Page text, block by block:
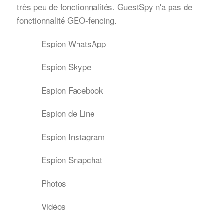
très peu de fonctionnalités. GuestSpy n'a pas de
fonctionnalité GEO-fencing.
Espion WhatsApp
Espion Skype
Espion Facebook
Espion de Line
Espion Instagram
Espion Snapchat
Photos
Vidéos